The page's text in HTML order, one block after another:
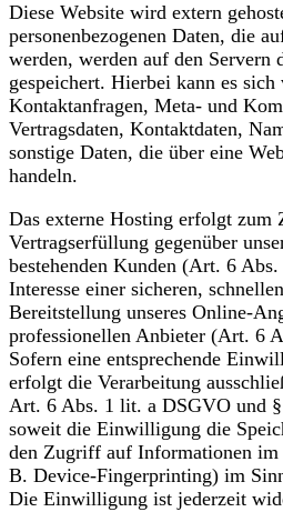
Diese Website wird extern
personenbezogenen Daten, die
werden, werden auf den Servern
gespeichert. Hierbei kann es
Kontaktanfragen, Meta- und
Vertragsdaten, Kontaktdaten,
sonstige Daten, die über eine
handeln.
Das externe Hosting erfolgt zum
Vertragserfüllung gegenüber
bestehenden Kunden (Art. 6
Interesse einer sicheren,
Bereitstellung unseres Online-
professionellen Anbieter (Art. 6
Sofern eine entsprechende
erfolgt die Verarbeitung
Art. 6 Abs. 1 lit. a DSGVO und
soweit die Einwilligung die
den Zugriff auf Informationen im
B. Device-Fingerprinting) im
Die Einwilligung ist jederzeit